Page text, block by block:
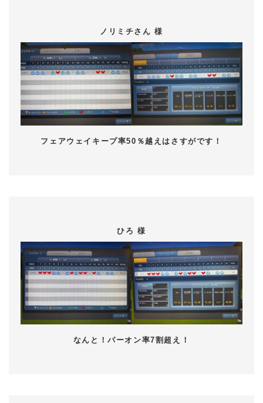
ノリミチさん 様
フェアウェイキープ率50％越えはさすがです！
ひろ 様
なんと！パーオン率7割超え！